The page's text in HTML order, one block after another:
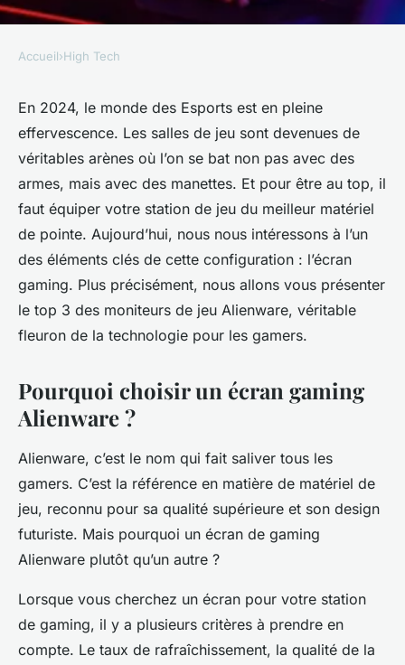
HIGH TECH
Top 3 des moniteurs de jeu
Alienware de 2024 pour les
esports compétitifs
françoise•7 mars 2024•5 min de lecture
Accueil›High Tech
En 2024, le monde des Esports est en pleine
effervescence. Les salles de jeu sont devenues de
véritables arènes où l’on se bat non pas avec des
armes, mais avec des manettes. Et pour être au top, il
faut équiper votre station de jeu du meilleur matériel
de pointe. Aujourd’hui, nous nous intéressons à l’un
des éléments clés de cette configuration : l’écran
gaming. Plus précisément, nous allons vous présenter
le top 3 des moniteurs de jeu Alienware, véritable
fleuron de la technologie pour les gamers.
Pourquoi choisir un écran gaming
Alienware ?
Alienware, c’est le nom qui fait saliver tous les
gamers. C’est la référence en matière de matériel de
jeu, reconnu pour sa qualité supérieure et son design
futuriste. Mais pourquoi un écran de gaming
Alienware plutôt qu’un autre ?
Lorsque vous cherchez un écran pour votre station
de gaming, il y a plusieurs critères à prendre en
compte. Le taux de rafraîchissement, la qualité de la